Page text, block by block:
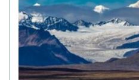
20 марта 17:42 Украинские
союзников США на
12 марта 15:59 Третья мировая
признаки приводит
Букингемского